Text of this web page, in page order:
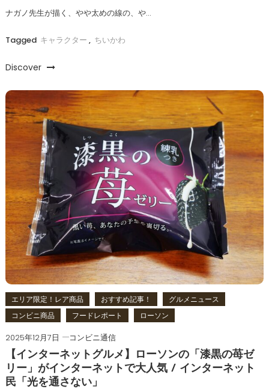
ナガノ先生が描く、やや太めの線の、や…
Tagged キャラクター , ちいかわ
Discover
エリア限定！レア商品 おすすめ記事！
グルメニュース
コンビニ商品
フードレポート ローソン
2025年12月7日
コンビニ通信
【インターネットグルメ】ローソンの「漆黒の苺ゼ
リー」がインターネットで大人気 / インターネット
民「光を通さない」